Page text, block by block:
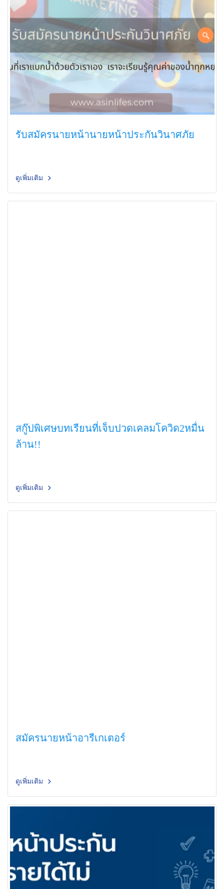
รับสมัครนายหน้านายหน้าประกันวินาศภัย
ดูเพิ่มเติม
สกู๊ปพิเศษบทเรียนที่เจ็บปวดเคลมโควิด2หมื่น
ล้าน!!
ดูเพิ่มเติม
สมัครนายหน้าอารีเกเตอร์
ดูเพิ่มเติม